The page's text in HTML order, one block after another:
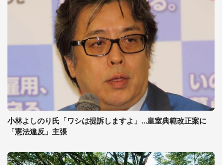
小林よしのり氏「ワシは提訴しますよ」...皇室典範改正案に
「憲法違反」主張